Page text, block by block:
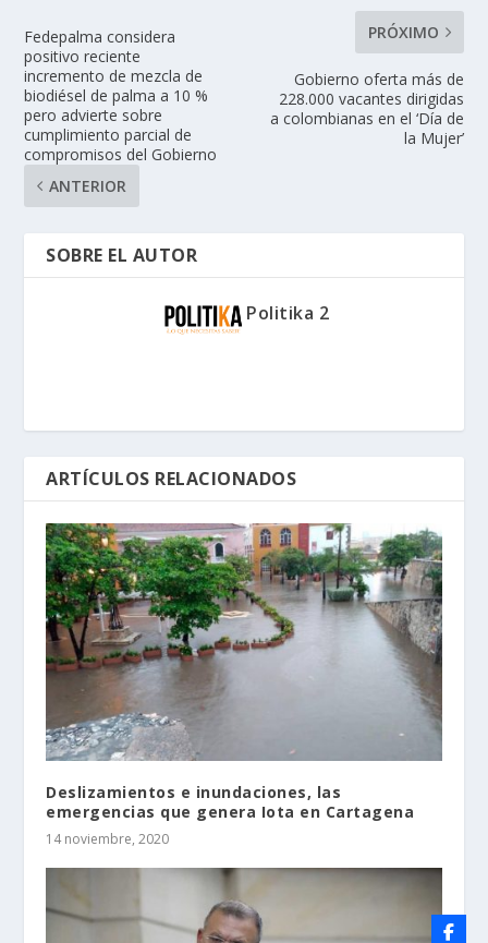
Fedepalma considera
positivo reciente
incremento de mezcla de
biodiésel de palma a 10 %
pero advierte sobre
cumplimiento parcial de
compromisos del Gobierno
ANTERIOR
PRÓXIMO
Gobierno oferta más de
228.000 vacantes dirigidas
a colombianas en el ‘Día de
la Mujer’
SOBRE EL AUTOR
Politika 2
ARTÍCULOS RELACIONADOS
Deslizamientos e inundaciones, las
emergencias que genera Iota en Cartagena
14 noviembre, 2020